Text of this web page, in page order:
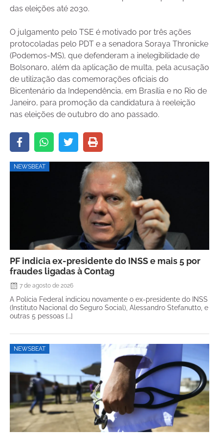
das eleições até 2030.
O julgamento pelo TSE é motivado por três ações
protocoladas pelo PDT e a senadora Soraya Thronicke
(Podemos-MS), que defenderam a inelegibilidade de
Bolsonaro, além da aplicação de multa, pela acusação
de utilização das comemorações oficiais do
Bicentenário da Independência, em Brasília e no Rio de
Janeiro, para promoção da candidatura à reeleição
nas eleições de outubro do ano passado.
NEWSBEAT
PF indicia ex-presidente do INSS e mais 5 por
fraudes ligadas à Contag
7 de agosto de 2026
A Polícia Federal indiciou novamente o ex-presidente do INSS
(Instituto Nacional do Seguro Social), Alessandro Stefanutto, e
outras 5 pessoas […]
NEWSBEAT